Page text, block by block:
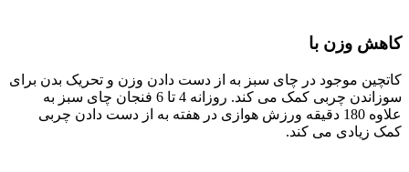
کاهش وزن با
کاتچین موجود در چای سبز به از دست دادن وزن و تحریک بدن برای
سوزاندن چربی کمک می کند. روزانه 4 تا 6 فنجان چای سبز به
علاوه 180 دقیقه ورزش هوازی در هفته به از دست دادن چربی
کمک زیادی می کند.